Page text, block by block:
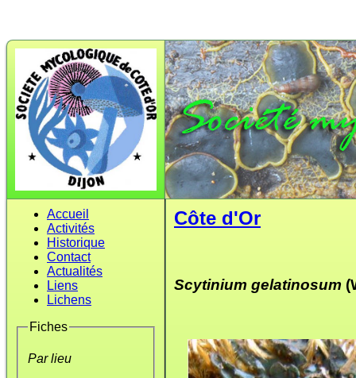
Accueil
Activités
Historique
Contact
Actualités
Liens
Lichens
Fiches
Par lieu
Côte d'Or
Scytinium gelatinosum